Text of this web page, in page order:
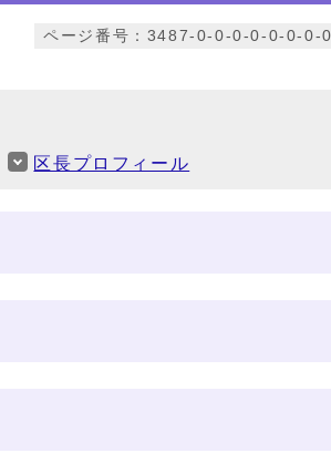
ページ番号：3487-0-0-0-0-0-0-0-
区長プロフィール